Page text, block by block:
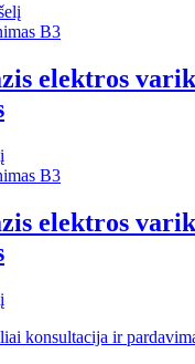
elektros
elektros